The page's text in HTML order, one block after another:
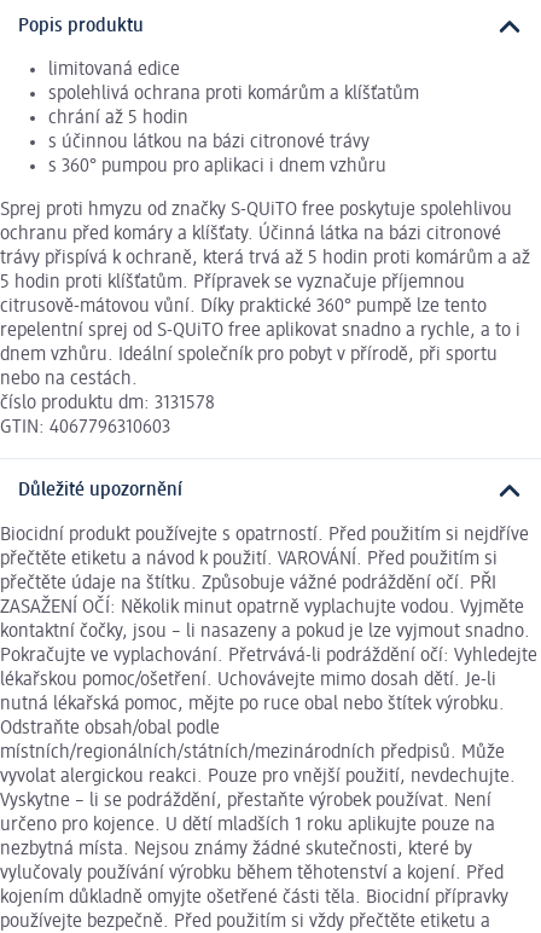
Popis produktu
limitovaná edice
spolehlivá ochrana proti komárům a klíšťatům
chrání až 5 hodin
s účinnou látkou na bázi citronové trávy
s 360° pumpou pro aplikaci i dnem vzhůru
Sprej proti hmyzu od značky S-QUiTO free poskytuje spolehlivou
ochranu před komáry a klíšťaty. Účinná látka na bázi citronové
trávy přispívá k ochraně, která trvá až 5 hodin proti komárům a až
5 hodin proti klíšťatům. Přípravek se vyznačuje příjemnou
citrusově-mátovou vůní. Díky praktické 360° pumpě lze tento
repelentní sprej od S-QUiTO free aplikovat snadno a rychle, a to i
dnem vzhůru. Ideální společník pro pobyt v přírodě, při sportu
nebo na cestách.
číslo produktu dm: 3131578
GTIN: 4067796310603
Důležité upozornění
Biocidní produkt používejte s opatrností. Před použitím si nejdříve
přečtěte etiketu a návod k použití. VAROVÁNÍ. Před použitím si
přečtěte údaje na štítku. Způsobuje vážné podráždění očí. PŘI
ZASAŽENÍ OČÍ: Několik minut opatrně vyplachujte vodou. Vyjměte
kontaktní čočky, jsou – li nasazeny a pokud je lze vyjmout snadno.
Pokračujte ve vyplachování. Přetrvává-li podráždění očí: Vyhledejte
lékařskou pomoc/ošetření. Uchovávejte mimo dosah dětí. Je-li
nutná lékařská pomoc, mějte po ruce obal nebo štítek výrobku.
Odstraňte obsah/obal podle
místních/regionálních/státních/mezinárodních předpisů. Může
vyvolat alergickou reakci. Pouze pro vnější použití, nevdechujte.
Vyskytne – li se podráždění, přestaňte výrobek používat. Není
určeno pro kojence. U dětí mladších 1 roku aplikujte pouze na
nezbytná místa. Nejsou známy žádné skutečnosti, které by
vylučovaly používání výrobku během těhotenství a kojení. Před
kojením důkladně omyjte ošetřené části těla. Biocidní přípravky
používejte bezpečně. Před použitím si vždy přečtěte etiketu a